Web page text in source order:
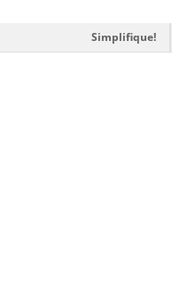
Simplifique!